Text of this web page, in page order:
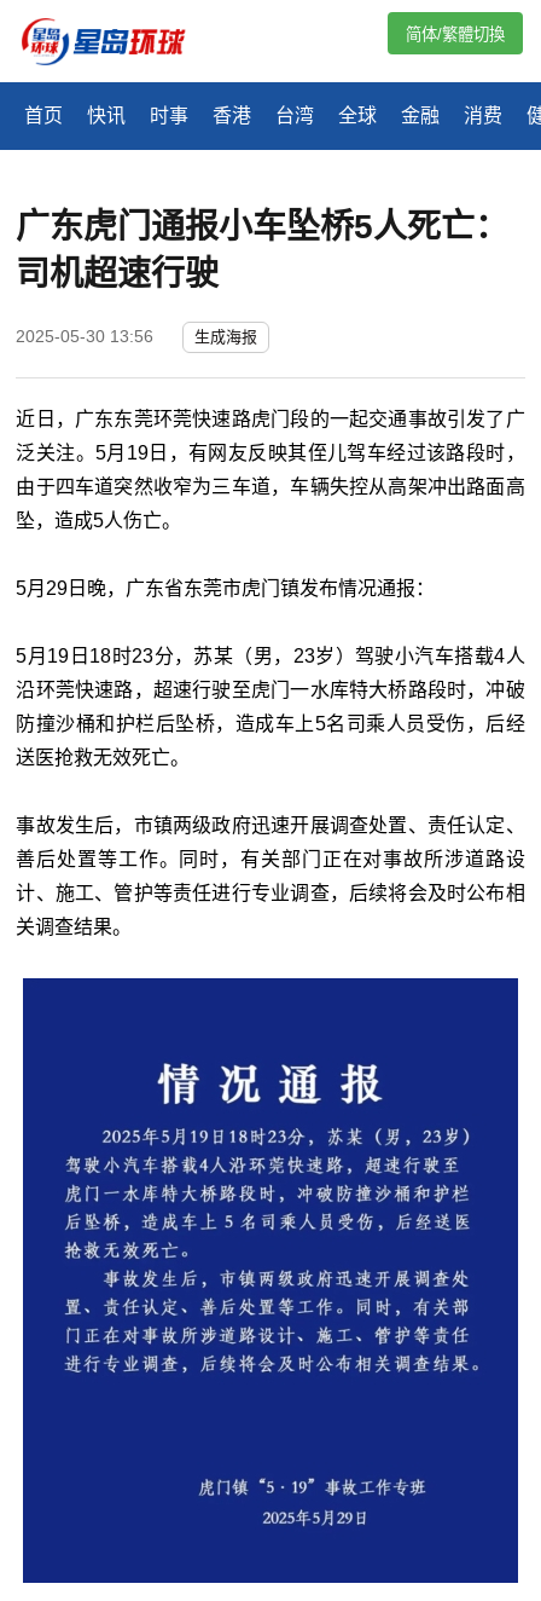
首页 快讯 时事 香港 台湾 全球 金融 消费
简体/繁體切換
广东虎门通报小车坠桥5人死亡：
司机超速行驶
2025-05-30 13:56 生成海报
近日，广东东莞环莞快速路虎门段的一起交通事故引发了广
泛关注。5月19日，有网友反映其侄儿驾车经过该路段时，
由于四车道突然收窄为三车道，车辆失控从高架冲出路面高
坠，造成5人伤亡。
5月29日晚，广东省东莞市虎门镇发布情况通报：
5月19日18时23分，苏某（男，23岁）驾驶小汽车搭载4人
沿环莞快速路，超速行驶至虎门一水库特大桥路段时，冲破
防撞沙桶和护栏后坠桥，造成车上5名司乘人员受伤，后经
送医抢救无效死亡。
事故发生后，市镇两级政府迅速开展调查处置、责任认定、
善后处置等工作。同时，有关部门正在对事故所涉道路设
计、施工、管护等责任进行专业调查，后续将会及时公布相
关调查结果。